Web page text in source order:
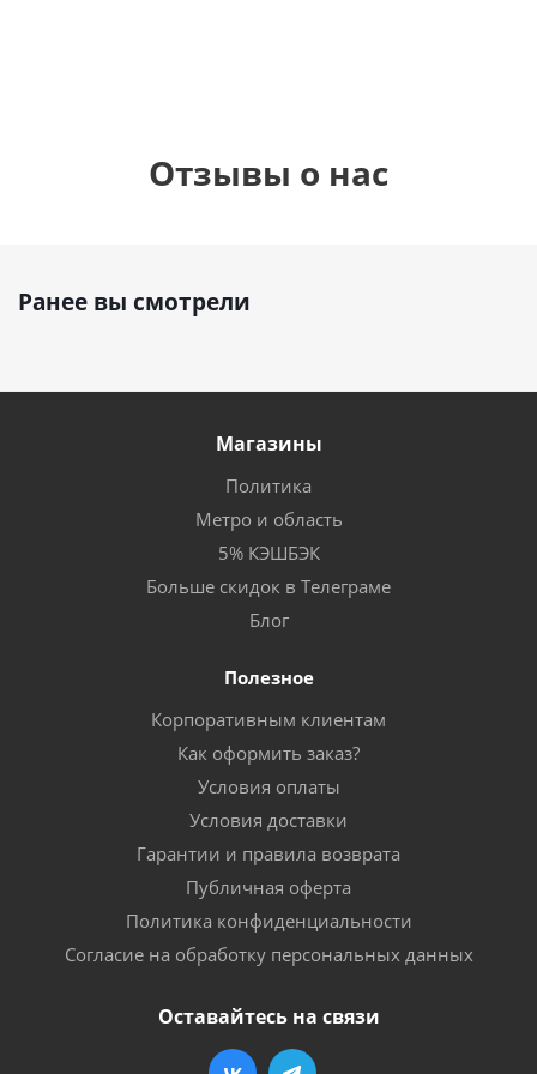
Отзывы о нас
Ранее вы смотрели
Магазины
Политика
Метро и область
5% КЭШБЭК
Больше скидок в Телеграме
Блог
Полезное
Корпоративным клиентам
Как оформить заказ?
Условия оплаты
Условия доставки
Гарантии и правила возврата
Публичная оферта
Политика конфиденциальности
Согласие на обработку персональных данных
Оставайтесь на связи